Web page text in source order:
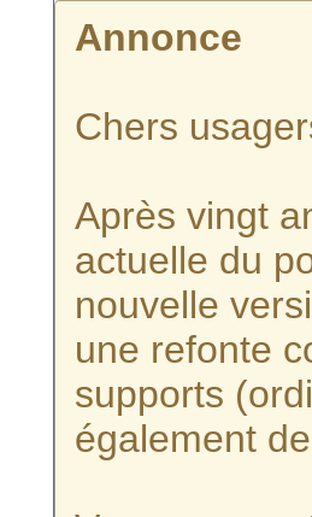
Annonce
Chers
Après vingt
actuelle du
nouvelle
une refonte
supports
également